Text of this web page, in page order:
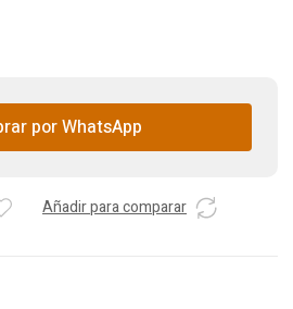
por WhatsApp
Añadir para comparar